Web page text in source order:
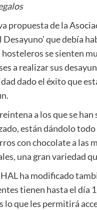
propuesta de la
que debía
se sienten
a realizar sus
dado el éxito que
a los que se
están dándolo
con chocolate a las
una gran variedad
ha modificado
tienen hasta el día
que les permitirá